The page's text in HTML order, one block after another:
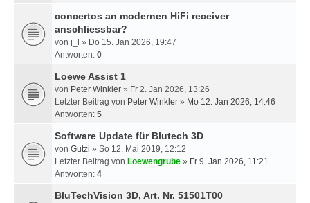
concertos an modernen HiFi receiver
anschliessbar?
von j_l
» Do 15. Jan 2026, 19:47
Antworten: 0
Loewe Assist 1
von Peter Winkler » Fr 2. Jan 2026, 13:26
Letzter Beitrag von Peter Winkler » Mo 12. Jan 2026, 14:46
Antworten: 5
Software Update für Blutech 3D
von Gutzi » So 12. Mai 2019, 12:12
Letzter Beitrag von Loewengrube » Fr 9. Jan 2026, 11:21
Antworten: 4
BluTechVision 3D, Art. Nr. 51501T00